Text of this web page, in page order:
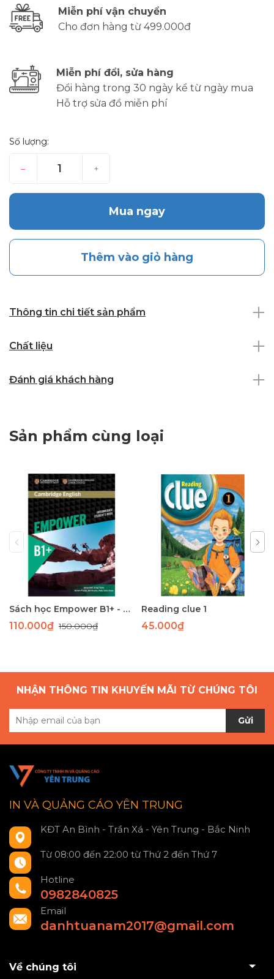
Miễn phí vận chuyển
Cho đơn hàng từ 499.000đ
Miễn phí đổi, sửa hàng
Đổi hàng trong 30 ngày kể từ ngày mua
Hỗ trợ sửa đồ miễn phí
Số lượng:
– +
Mua ngay
Thêm vào giỏ hàng
Thông tin chi tiết sản phẩm
Chất liệu
Đánh giá khách hàng
Sản phẩm cùng loại
Sách học Empower B1+ - Giáo trình học tiếng Anh giao tiếp trình độ B1+
110.000₫150.000₫
Reading clue 1
45.000₫
NHẬN THÔNG TIN KHUYẾN MÃI TỪ CHÚNG TÔI
Gửi
IN VÀ QUẢNG CÁO YÊN TRUNG
KĐT An Bình - Trần Xá - Yên Trung - Bắc Ninh
Từ 08:00 đến 22:00 từ Thứ 2 đến Thứ 7
Hotline
0982840825
Email
danhtuanam2017@gmail.com
Về chúng tôi